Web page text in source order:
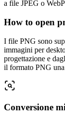
a file JPEG o
How to open
I file PNG sono
immagini per
progettazione e
il formato PNG una
Conversione